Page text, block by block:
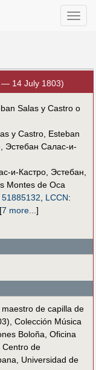
Toggle
— 14 July 1803)
Salas y Castro o
y Castro, Esteban
, Эстебан Салас-и-
и-Кастро, Эстебан,
Montes de Oca
51885132, LCCN:
[7 more...]
de capilla de
Colección Música
Boloña, Oficina
Centro de
Universidad de